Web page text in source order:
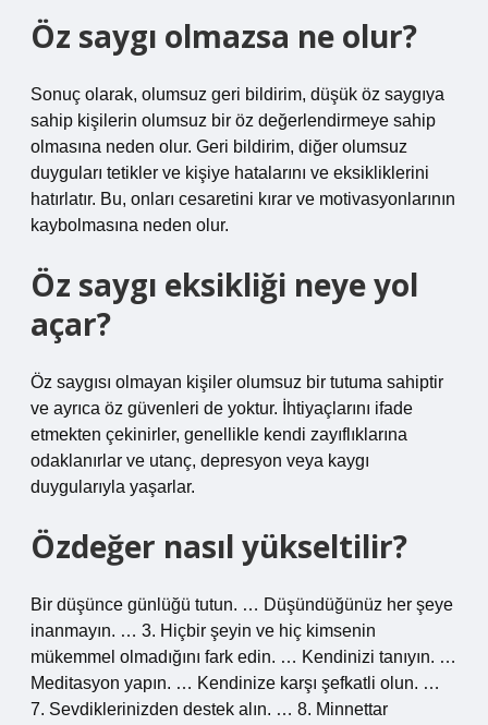
Öz saygı olmazsa ne olur?
Sonuç olarak, olumsuz geri bildirim, düşük öz saygıya
sahip kişilerin olumsuz bir öz değerlendirmeye sahip
olmasına neden olur. Geri bildirim, diğer olumsuz
duyguları tetikler ve kişiye hatalarını ve eksikliklerini
hatırlatır. Bu, onları cesaretini kırar ve motivasyonlarının
kaybolmasına neden olur.
Öz saygı eksikliği neye yol
açar?
Öz saygısı olmayan kişiler olumsuz bir tutuma sahiptir
ve ayrıca öz güvenleri de yoktur. İhtiyaçlarını ifade
etmekten çekinirler, genellikle kendi zayıflıklarına
odaklanırlar ve utanç, depresyon veya kaygı
duygularıyla yaşarlar.
Özdeğer nasıl yükseltilir?
Bir düşünce günlüğü tutun. … Düşündüğünüz her şeye
inanmayın. … 3. Hiçbir şeyin ve hiç kimsenin
mükemmel olmadığını fark edin. … Kendinizi tanıyın. …
Meditasyon yapın. … Kendinize karşı şefkatli olun. …
7. Sevdiklerinizden destek alın. … 8. Minnettar